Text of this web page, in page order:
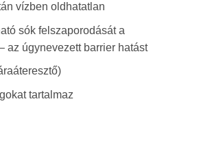
vízben oldhatatlan
sók felszaporodását a
az úgynevezett barrier hatást
tartalmaz